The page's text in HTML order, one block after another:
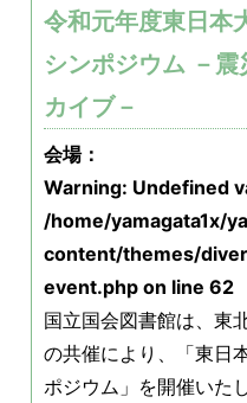
令和元年度東日本
シンポジウム －
カイブ－
会場：
Warning: Undefined
/home/yamagata1x/
content/themes/
event.php on line 62
国⽴国会図書館は、東
の共催により、「東⽇
ポジウム」を開催いた